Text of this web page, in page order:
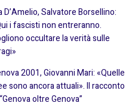
D’Amelio, Salvatore Borsellino:
i fascisti non entreranno.
occultare la verità sulle
2001, Giovanni Mari: «Quelle
sono ancora attuali». Il racconto
oltre Genova”